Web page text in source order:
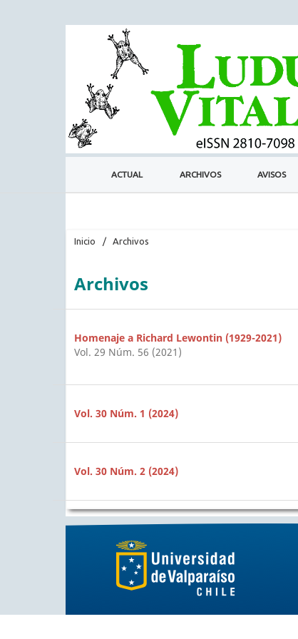
ACTUAL ARCHIVOS AVISOS
Inicio / Archivos
Archivos
Homenaje a Richard Lewontin (1929-2021)
Vol. 29 Núm. 56 (2021)
Vol. 30 Núm. 1 (2024)
Vol. 30 Núm. 2 (2024)